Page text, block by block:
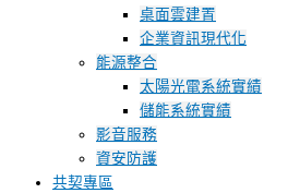
桌面雲建置
企業資訊現代化
能源整合
太陽光電系統實績
儲能系統實績
影音服務
資安防護
共契專區